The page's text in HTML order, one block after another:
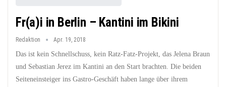
Fr(a)i in Berlin – Kantini im Bikini
Redaktion Apr. 19, 2018
Das ist kein Schnellschuss, kein Ratz-Fatz-Projekt, das Jelena Braun
und Sebastian Jerez im Kantini an den Start brachten. Die beiden
Seiteneinsteiger ins Gastro-Geschäft haben lange über ihrem